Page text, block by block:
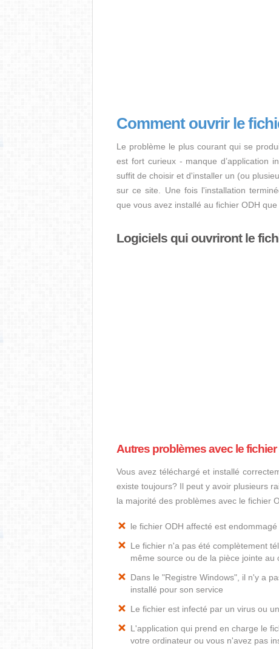
Comment ouvrir le
Le problème le plus courant qui se
est fort curieux - manque d’application
suffit de choisir et d'installer un (ou
sur ce site. Une fois l'installation
que vous avez installé au fichier ODH
Logiciels qui ouvriront le
Autres problèmes avec le fichier
Vous avez téléchargé et installé
existe toujours? Il peut y avoir plusieurs
la majorité des problèmes avec le fichier
le fichier ODH affecté est endommagé
Le fichier n'a pas été complètement
même source ou de la pièce jointe au
Dans le "Registre Windows", il n'y a
installé pour son service
Le fichier est infecté par un virus ou
L'application qui prend en charge le
votre ordinateur ou vous n'avez pas